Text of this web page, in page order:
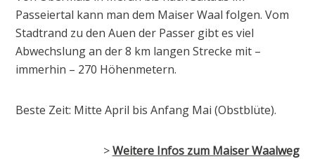
Passeiertal kann man dem Maiser Waal folgen. Vom
Stadtrand zu den Auen der Passer gibt es viel
Abwechslung an der 8 km langen Strecke mit –
immerhin – 270 Höhenmetern.
Beste Zeit: Mitte April bis Anfang Mai (Obstblüte).
>Weitere Infos zum Maiser Waalweg